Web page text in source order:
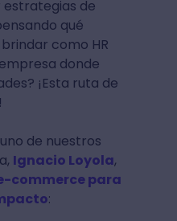
de
qué
como HR
donde
¡Esta ruta de
de nuestros
Ignacio Loyola,
commerce para
: